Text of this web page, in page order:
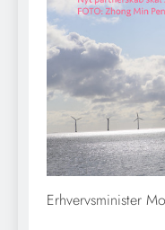
Erhvervsminister